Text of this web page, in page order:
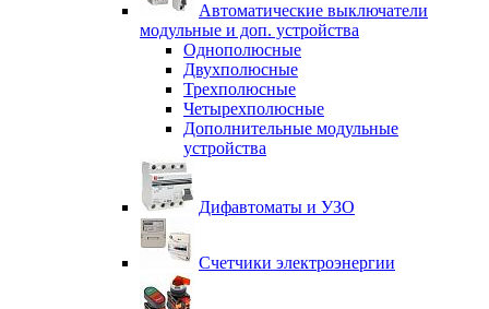
Автоматические выключатели
модульные и доп. устройства
Однополюсные
Двухполюсные
Трехполюсные
Четырехполюсные
Дополнительные модульные
устройства
Дифавтоматы и УЗО
Счетчики электроэнергии